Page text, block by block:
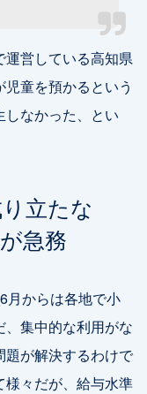
営している高知県
童を預かるという
なかった、とい
立たな
急務
月からは各地で小
集中的な利用がな
題が解決するわけで
々だが、給与水準